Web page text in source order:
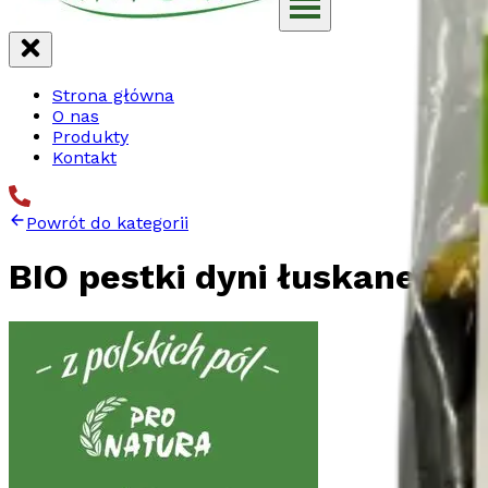
Strona główna
O nas
Produkty
Kontakt
Powrót do kategorii
BIO pestki dyni łuskane